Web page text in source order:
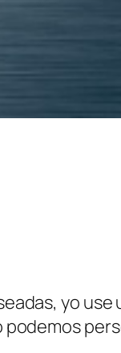
yo use